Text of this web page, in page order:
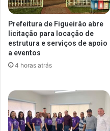
Prefeitura de Figueirão abre
licitação para locação de
estrutura e serviços de apoio
a eventos
4 horas atrás